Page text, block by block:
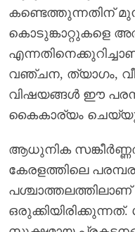
കണ്ടെത്തുന്നതിന്
കൊടുങ്കാറ്റുകളെ
വഞ്ചന, ത്യാഗം,
വിഷയങ്ങൾ ഈ
കൈകാര്യം
ആധുനിക
കേരളത്തിലെ